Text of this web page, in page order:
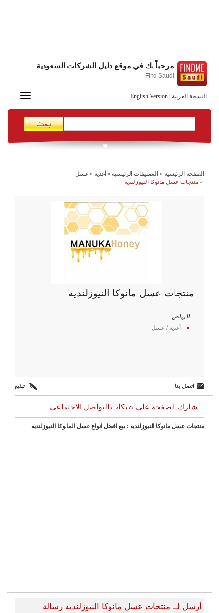
النسخة العربية English Version
مرحباً بك في موقع دليل الشركات السعودية
Find Saudi
Toggle
الصفحة الرئيسية » التصنيفات الرئيسية » أغذية » عسل
» منتجات عسل مانوكا النيوزلنديه
منتجات عسل مانوكا النيوزلنديه
الرياض
أغذية / عسل
اتصل بنا تبليغ
شارك الصفحة على شبكات التواصل الاجتماعي
منتجات عسل مانوكا النيوزلنديه : بيع افضل انواع عسل المانوكا النيوزلنديه
أرسل لــ منتجات عسل مانوكا النيوزلنديه رسالة